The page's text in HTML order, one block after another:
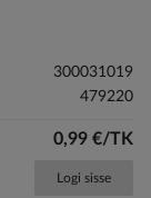
300031019
479220
0,99 €/TK
Logi sisse